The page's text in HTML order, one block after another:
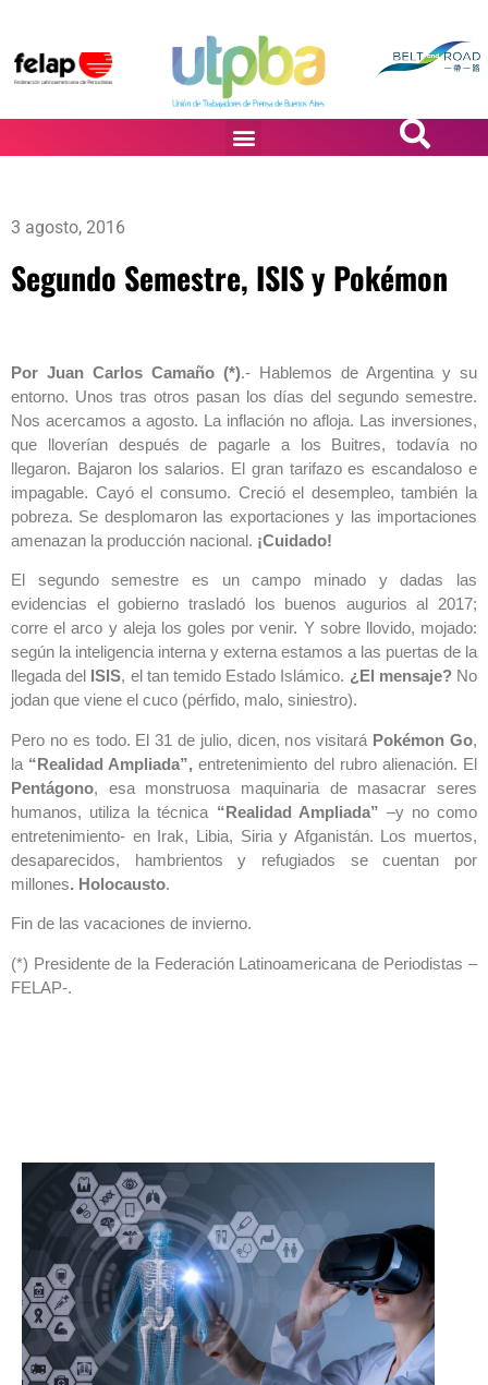
3 agosto, 2016
Segundo Semestre, ISIS y Pokémon
Por Juan Carlos Camaño (*).- Hablemos de Argentina y su
entorno. Unos tras otros pasan los días del segundo semestre.
Nos acercamos a agosto. La inflación no afloja. Las inversiones,
que lloverían después de pagarle a los Buitres, todavía no
llegaron. Bajaron los salarios. El gran tarifazo es escandaloso e
impagable. Cayó el consumo. Creció el desempleo, también la
pobreza. Se desplomaron las exportaciones y las importaciones
amenazan la producción nacional. ¡Cuidado!
El segundo semestre es un campo minado y dadas las
evidencias el gobierno trasladó los buenos augurios al 2017;
corre el arco y aleja los goles por venir. Y sobre llovido, mojado:
según la inteligencia interna y externa estamos a las puertas de la
llegada del ISIS, el tan temido Estado Islámico. ¿El mensaje? No
jodan que viene el cuco (pérfido, malo, siniestro).
Pero no es todo. El 31 de julio, dicen, nos visitará Pokémon Go,
la “Realidad Ampliada”, entretenimiento del rubro alienación. El
Pentágono, esa monstruosa maquinaria de masacrar seres
humanos, utiliza la técnica “Realidad Ampliada” –y no como
entretenimiento- en Irak, Libia, Siria y Afganistán. Los muertos,
desaparecidos, hambrientos y refugiados se cuentan por
millones. Holocausto.
Fin de las vacaciones de invierno.
(*) Presidente de la Federación Latinoamericana de Periodistas –
FELAP-.